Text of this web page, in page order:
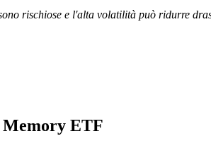
rischiose e l'alta volatilità può ridurre
Memory ETF